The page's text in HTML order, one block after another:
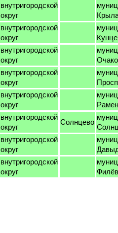
внутригородской
округ
внутригородской
округ
внутригородской
округ
внутригородской
округ
внутригородской
округ
внутригородской
округ
Солнцево
внутригородской
округ
внутригородской
округ